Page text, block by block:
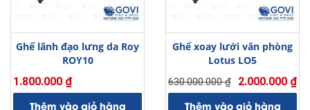
Ghế lãnh đạo lưng da Roy
ROY10
1.800.000 ₫
Thêm vào giỏ hàng
Ghế xoay lưới văn phòng
Lotus LO5
630.000.000₫
Giá
2.000.000 ₫
Giá
hiệnThêm vào giỏ hàng